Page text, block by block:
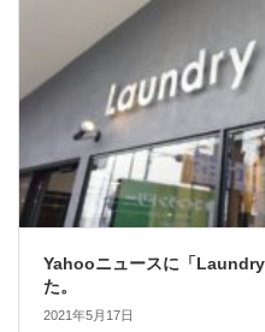
Yahooニュースに「
た。
2021年5月17日